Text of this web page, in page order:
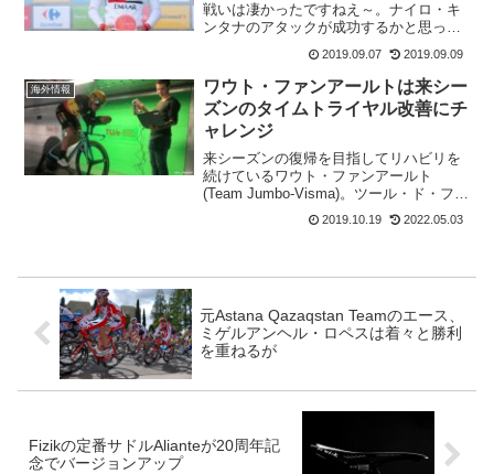
戦いは凄かったですねえ～。ナイロ・キ
ンタナのアタックが成功するかと思って
ましたけど、追いつかれちゃいました
ね。そこからのタデイ・ポガチャルのア
タックは素晴らしかった。急こう配も関
係なしで、プリモシュ・ログ...
2019.09.07 2019.09.09
海外情報
ワウト・ファンアールトは来シー
ズンのタイムトライヤル改善にチ
ャレンジ
来シーズンの復帰を目指してリハビリを
続けているワウト・ファンアールト
(Team Jumbo-Visma)。ツール・ド・フラ
ンスでの個人タイムトライヤルでクラッ
シュしたケガからの復帰は時間のかかる
2019.10.19 2022.05.03
元Astana Qazaqstan Teamのエース、
ミゲルアンヘル・ロペスは着々と勝利
を重ねるが
Fizikの定番サドルAlianteが20周年記
念でバージョンアップ